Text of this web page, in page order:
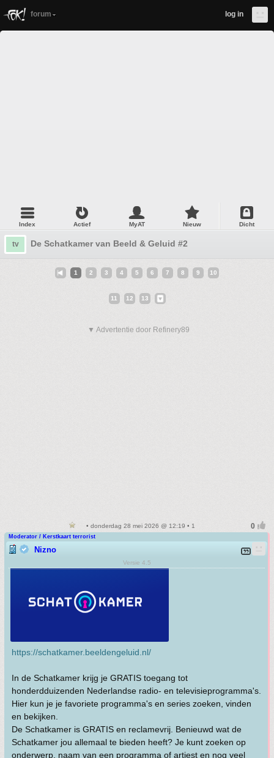
forum log in
Index Actief MyAT Nieuw Dicht
tv De Schatkamer van Beeld & Geluid #2
1 2 3 4 5 6 7 8 9 10
11 12 13
▼ Advertentie door Refinery89
• donderdag 28 mei 2026 @ 12:19 • 1
Moderator / Kerstkaart terrorist
Nizno
Versie 4.5
https://schatkamer.beeldengeluid.nl/
In de Schatkamer krijg je GRATIS toegang tot
honderdduizenden Nederlandse radio- en televisieprogramma's.
Hier kun je je favoriete programma's en series zoeken, vinden
en bekijken.
De Schatkamer is GRATIS en reclamevrij. Benieuwd wat de
Schatkamer jou allemaal te bieden heeft? Je kunt zoeken op
onderwerp, naam van een programma of artiest en nog veel